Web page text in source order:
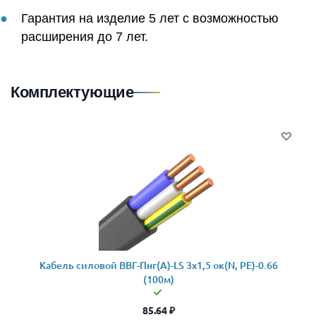
Гарантия на изделие 5 лет с возможностью
расширения до 7 лет.
Комплектующие
Кабель силовой ВВГ-Пнг(А)-LS 3x1,5 ок(N, PE)-0.66
(100м)
85.64₽